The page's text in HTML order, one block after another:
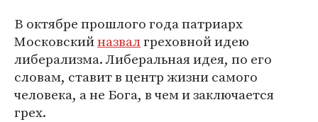
В октябре прошлого года патриарх
Московскийназвалгреховной идею
либерализма. Либеральная идея, по его
словам, ставит в центр жизни самого
человека, а не Бога, в чем и заключается
грех.